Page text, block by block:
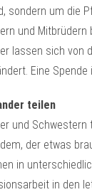
sondern um die
und
lassen sich von
Eine
teilen
und Schwestern
der etwas
in
in den